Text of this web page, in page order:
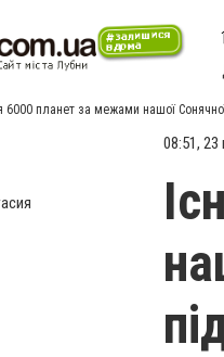
6000 планет за межами нашої
08:51, 23